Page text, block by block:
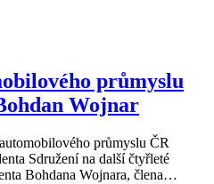
průmyslu
Wojnar
průmyslu ČR
Sdružení na další čtyřleté
Bohdana Wojnara, člena…